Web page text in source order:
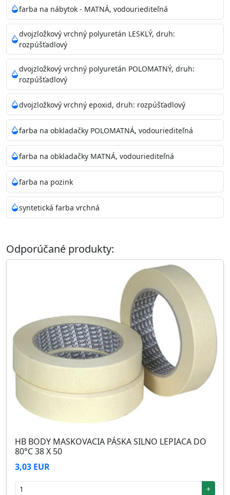
farba na nábytok - MATNÁ, vodouriediteľná
dvojzložkový vrchný polyuretán LESKLÝ, druh:
rozpúšťadlový
dvojzložkový vrchný polyuretán POLOMATNÝ, druh:
rozpúšťadlový
dvojzložkový vrchný epoxid, druh: rozpúšťadlový
farba na obkladačky POLOMATNÁ, vodouriediteľná
farba na obkladačky MATNÁ, vodouriediteľná
farba na pozink
syntetická farba vrchná
Odporúčané produkty:
HB BODY MASKOVACIA PÁSKA SILNO LEPIACA DO
80°C 38 X 50
3,03 EUR
+